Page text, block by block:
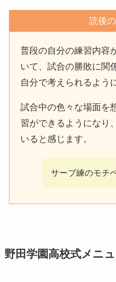
読後
普段の自分の練習内容
いて、試合の勝敗に関
自分で考えられるよう
試合中の色々な場面を
習ができるようになり
いると感じます。
サーブ練のモチ
野田学園高校式メニ